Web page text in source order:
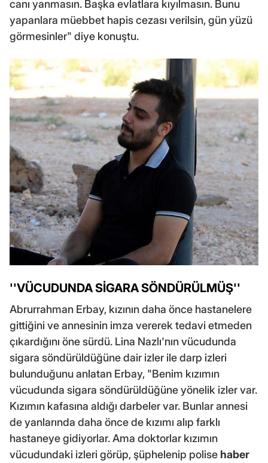
canı yanmasın. Başka evlatlara kıyılmasın. Bunu
yapanlara müebbet hapis cezası verilsin, gün yüzü
görmesinler" diye konuştu.
''VÜCUDUNDA SİGARA SÖNDÜRÜLMÜŞ''
Abrurrahman Erbay, kızının daha önce hastanelere
gittiğini ve annesinin imza vererek tedavi etmeden
çıkardığını öne sürdü. Lina Nazlı'nın vücudunda
sigara söndürüldüğüne dair izler ile darp izleri
bulunduğunu anlatan Erbay, "Benim kızımın
vücudunda sigara söndürüldüğüne yönelik izler var.
Kızımın kafasına aldığı darbeler var. Bunlar annesi
de yanlarında daha önce de kızımı alıp farklı
hastaneye gidiyorlar. Ama doktorlar kızımın
vücudundaki izleri görüp, şüphelenip polise haber